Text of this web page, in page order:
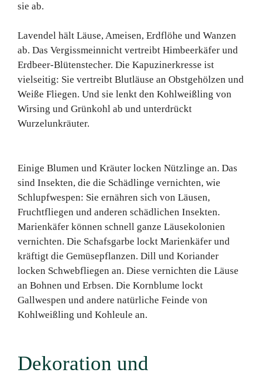
sie ab.
Lavendel hält Läuse, Ameisen, Erdflöhe und Wanzen
ab. Das Vergissmeinnicht vertreibt Himbeerkäfer und
Erdbeer-Blütenstecher. Die Kapuzinerkresse ist
vielseitig: Sie vertreibt Blutläuse an Obstgehölzen und
Weiße Fliegen. Und sie lenkt den Kohlweißling von
Wirsing und Grünkohl ab und unterdrückt
Wurzelunkräuter.
Einige Blumen und Kräuter locken Nützlinge an. Das
sind Insekten, die die Schädlinge vernichten, wie
Schlupfwespen: Sie ernähren sich von Läusen,
Fruchtfliegen und anderen schädlichen Insekten.
Marienkäfer können schnell ganze Läusekolonien
vernichten. Die Schafsgarbe lockt Marienkäfer und
kräftigt die Gemüsepflanzen. Dill und Koriander
locken Schwebfliegen an. Diese vernichten die Läuse
an Bohnen und Erbsen. Die Kornblume lockt
Gallwespen und andere natürliche Feinde von
Kohlweißling und Kohleule an.
Dekoration und